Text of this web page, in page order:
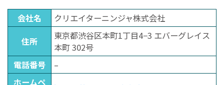
会社名
クリエイターニンジャ株式会社
住所
東京都渋谷区本町1丁目4−3 エバーグレイス
本町 302号
電話番号
–
ホームペ